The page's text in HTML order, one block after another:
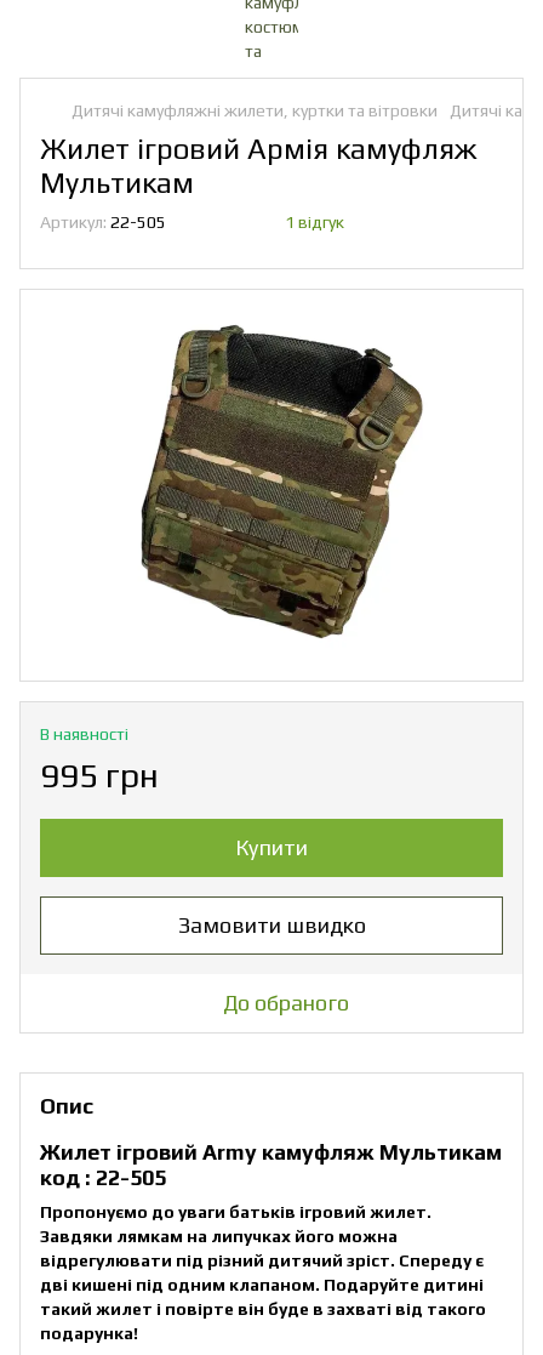
Дитячі камуфляжні жилети, куртки та вітровки Дитячі
Жилет ігровий Армія камуфляж
Мультикам
Артикул: 22-505 1 відгук
В наявності
995 грн
Купити
Замовити швидко
До обраного
Опис
Жилет ігровий Army камуфляж Мультикам
код : 22-505
Пропонуємо до уваги батьків ігровий жилет.
Завдяки лямкам на липучках його можна
відрегулювати під різний дитячий зріст. Спереду є
дві кишені під одним клапаном. Подаруйте дитині
такий жилет і повірте він буде в захваті від такого
подарунка!